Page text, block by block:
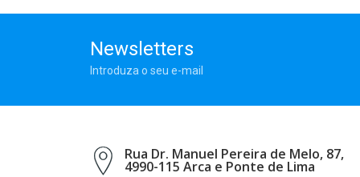
Newsletters
Introduza o seu e-mail
Rua Dr. Manuel Pereira de Melo, 87,
4990-115 Arca e Ponte de Lima